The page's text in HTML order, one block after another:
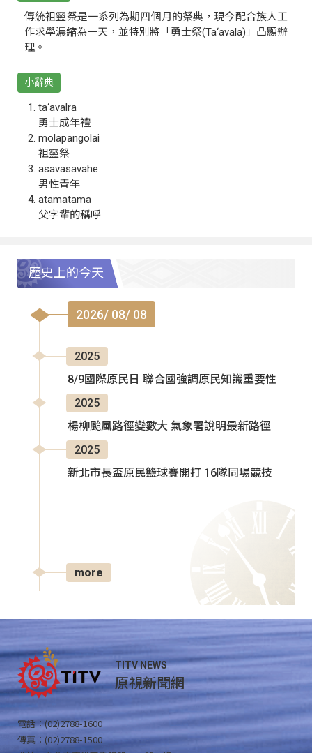
傳統祖靈祭是一系列為期四個月的祭典，現今配合族人工
作求學濃縮為一天，並特別將「勇士祭(Ta‘avala)」凸顯辦
理。
小辭典
ta‘avalra
勇士成年禮
molapangolai
祖靈祭
asavasavahe
男性青年
atamatama
父字輩的稱呼
歷史上的今天
2026/ 08/ 08
2025
8/9國際原民日 聯合國強調原民知識重要性
2025
楊柳颱風路徑變數大 氣象署說明最新路徑
2025
新北市長盃原民籃球賽開打 16隊同場競技
more
TITV NEWS
原視新聞網
電話：(02)2788-1600
傳真：(02)2788-1500